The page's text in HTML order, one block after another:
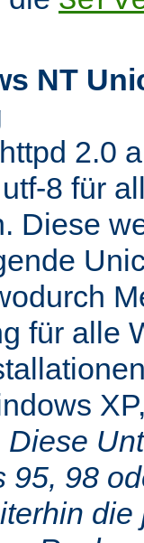
NT
2.0
8 für
Diese
für alle
Diese
95, 98